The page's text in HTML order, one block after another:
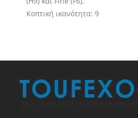
Κοπτική ικανότητα: 9